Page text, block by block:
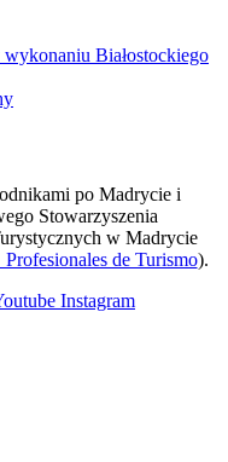
Białostockiego
po Madrycie i
Stowarzyszenia
w Madrycie
de Turismo).
Instagram